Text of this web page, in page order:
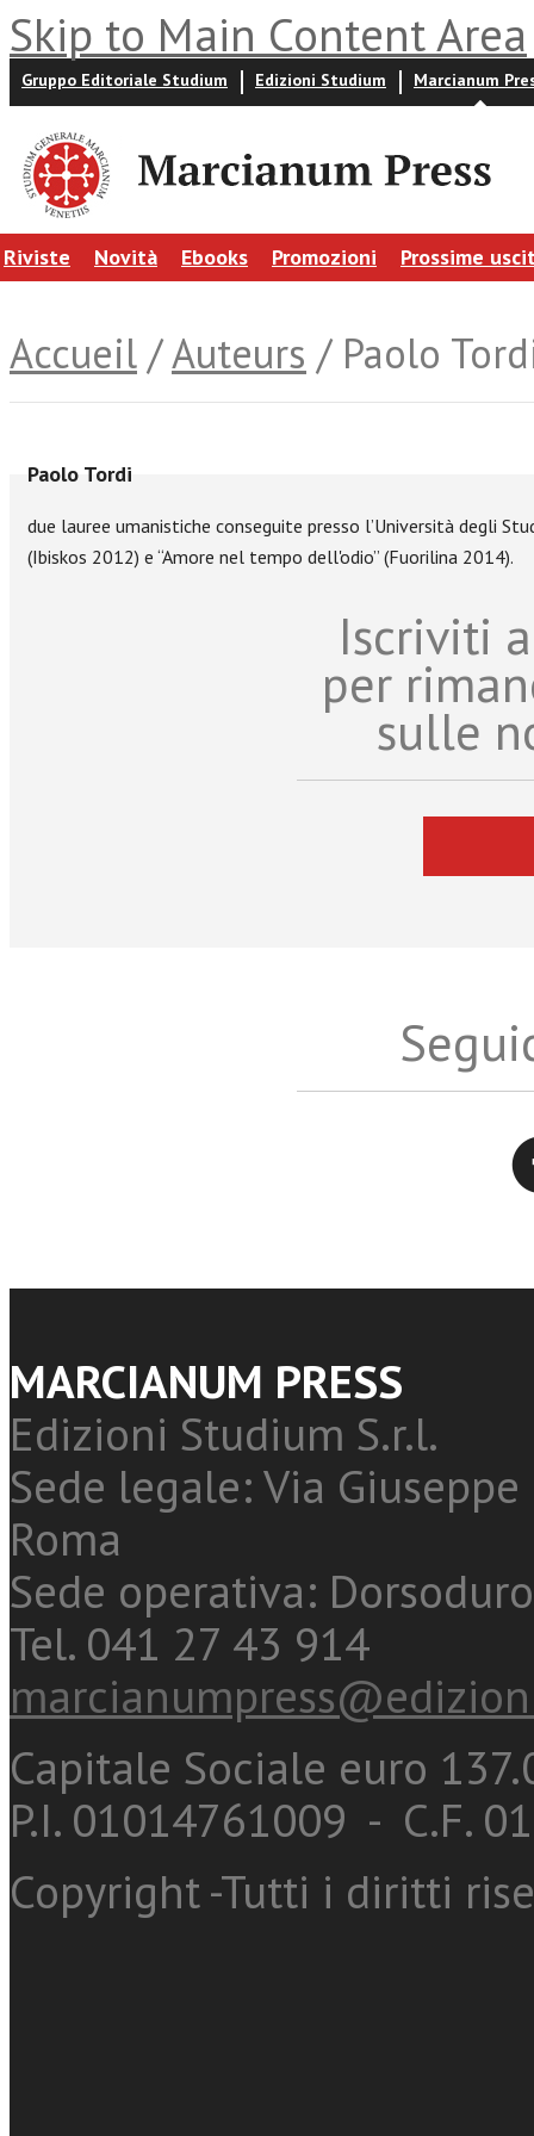
Skip to Main Content Area
Gruppo Editoriale Studium Edizioni Studium Marcianum
Riviste Novità Ebooks Promozioni Prossime
Accueil /Auteurs / Paolo
Paolo Tordi
due lauree umanistiche conseguite presso l’Università degli
(Ibiskos 2012) e “Amore nel tempo dell'odio” (Fuorilina 2014).
Iscriviti
per
sulle
MARCIANUM PRESS
Edizioni Studium S.r.l.
Sede legale: Via
Roma
Sede operativa:
Tel. 041 27 43 914
Capitale Sociale euro
P.I. 01014761009 - C.F.
Copyright -Tutti i diritti